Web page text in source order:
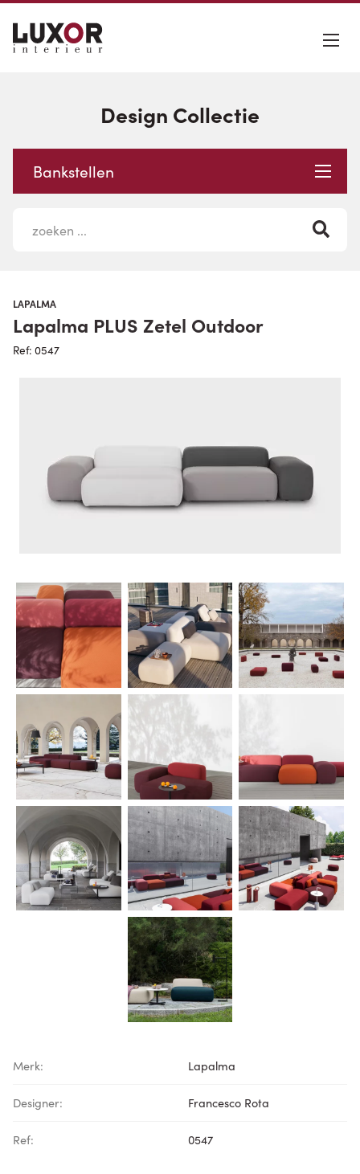
Design Collectie
Bankstellen
LAPALMA
Lapalma PLUS Zetel Outdoor
Ref: 0547
Merk: Lapalma
Designer: Francesco Rota
Ref: 0547